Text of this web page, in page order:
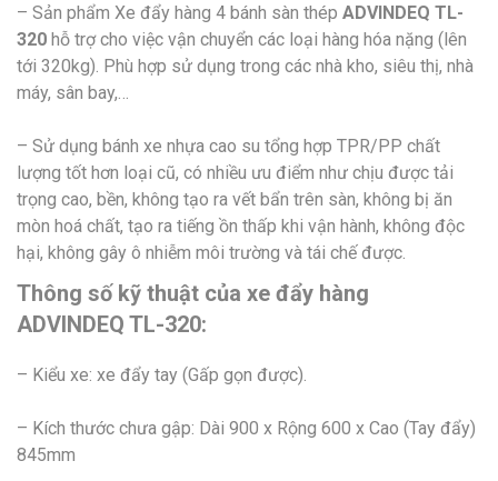
– Sản phẩm Xe đẩy hàng 4 bánh sàn thép ADVINDEQ TL-
320 hỗ trợ cho việc vận chuyển các loại hàng hóa nặng (lên
tới 320kg). Phù hợp sử dụng trong các nhà kho, siêu thị, nhà
máy, sân bay,…
– Sử dụng bánh xe nhựa cao su tổng hợp TPR/PP chất
lượng tốt hơn loại cũ, có nhiều ưu điểm như chịu được tải
trọng cao, bền, không tạo ra vết bẩn trên sàn, không bị ăn
mòn hoá chất, tạo ra tiếng ồn thấp khi vận hành, không độc
hại, không gây ô nhiễm môi trường và tái chế được.
Thông số kỹ thuật của xe đẩy hàng
ADVINDEQ TL-320:
– Kiểu xe: xe đẩy tay (Gấp gọn được).
– Kích thước chưa gập: Dài 900 x Rộng 600 x Cao (Tay đẩy)
845mm